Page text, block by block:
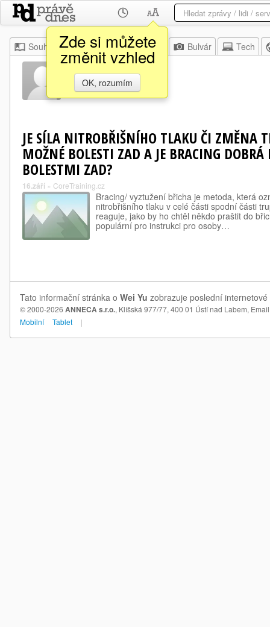
Zde si můžete
změnit vzhled
OK, rozumím
Souhrn Moje Z domova Bulvár Tech
Wei Yu
JE SÍLA NITROBŘIŠNÍHO TLAKU ČI ZMĚNA
MOŽNÉ BOLESTI ZAD A JE BRACING
BOLESTMI ZAD?
16.září » CoreTraining.cz
Bracing/ vyztužení břicha je metoda, která
nitrobřišního tlaku v celé části spodní části
reaguje, jako by ho chtěl někdo praštit do
populární pro instrukci pro osoby…
Tato informační stránka o Wei Yu zobrazuje poslední
© 2000-2026 ANNECA s.r.o., Klíšská 977/77, 400 01 Ústí nad Labem,
Mobilní
Tablet |